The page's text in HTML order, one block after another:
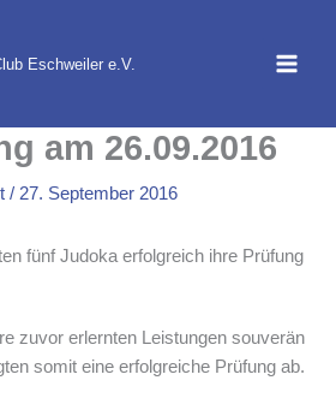
Eschweiler e.V.
am 26.09.2016
/ 27. September 2016
fünf Judoka erfolgreich ihre Prüfung
zuvor erlernten Leistungen souverän
somit eine erfolgreiche Prüfung ab.